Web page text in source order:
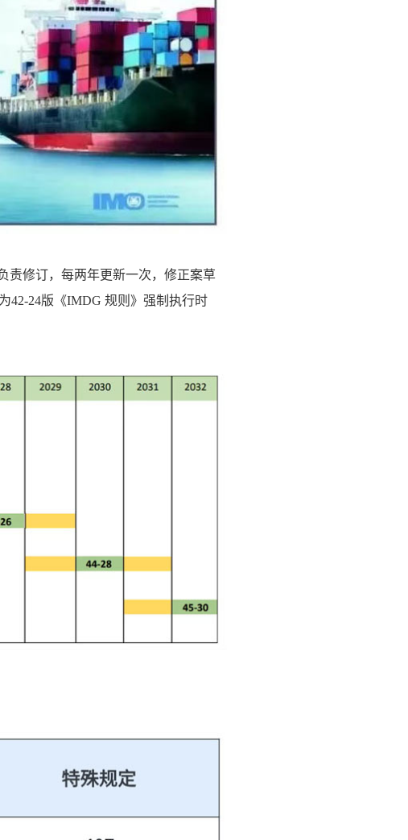
责修订，每两年更新一次，修正案草
42-24版《IMDG 规则》强制执行时